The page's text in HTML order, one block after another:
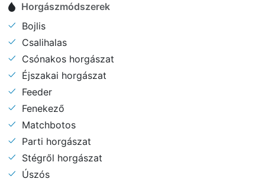
Horgászmódszerek
Bojlis
Csalihalas
Csónakos horgászat
Éjszakai horgászat
Feeder
Fenekező
Matchbotos
Parti horgászat
Stégről horgászat
Úszós